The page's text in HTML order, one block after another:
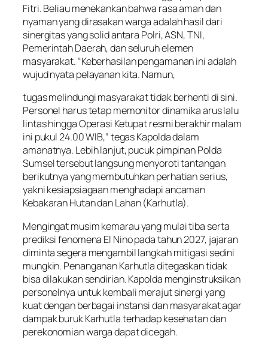
Fitri. Beliau menekankan bahwa rasa aman dan
nyaman yang dirasakan warga adalah hasil dari
sinergitas yang solid antara Polri, ASN, TNI,
Pemerintah Daerah, dan seluruh elemen
masyarakat. “Keberhasilan pengamanan ini adalah
wujud nyata pelayanan kita. Namun,
tugas melindungi masyarakat tidak berhenti di sini.
Personel harus tetap memonitor dinamika arus lalu
lintas hingga Operasi Ketupat resmi berakhir malam
ini pukul 24.00 WIB,” tegas Kapolda dalam
amanatnya. Lebih lanjut, pucuk pimpinan Polda
Sumsel tersebut langsung menyoroti tantangan
berikutnya yang membutuhkan perhatian serius,
yakni kesiapsiagaan menghadapi ancaman
Kebakaran Hutan dan Lahan (Karhutla).
Mengingat musim kemarau yang mulai tiba serta
prediksi fenomena El Nino pada tahun 2027, jajaran
diminta segera mengambil langkah mitigasi sedini
mungkin. Penanganan Karhutla ditegaskan tidak
bisa dilakukan sendirian. Kapolda menginstruksikan
personelnya untuk kembali merajut sinergi yang
kuat dengan berbagai instansi dan masyarakat agar
dampak buruk Karhutla terhadap kesehatan dan
perekonomian warga dapat dicegah.